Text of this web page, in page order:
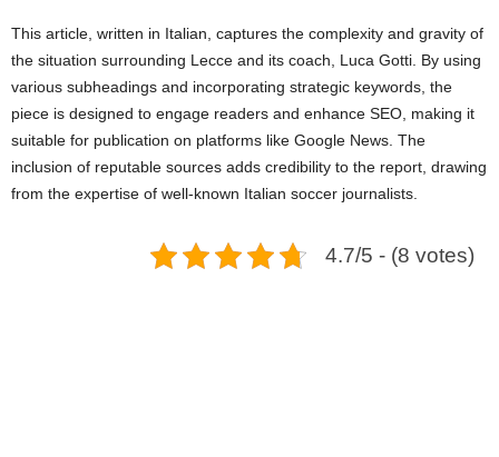
This article, written in Italian, captures the complexity and gravity of
the situation surrounding Lecce and its coach, Luca Gotti. By using
various subheadings and incorporating strategic keywords, the
piece is designed to engage readers and enhance SEO, making it
suitable for publication on platforms like Google News. The
inclusion of reputable sources adds credibility to the report, drawing
from the expertise of well-known Italian soccer journalists.
4.7/5 - (8 votes)